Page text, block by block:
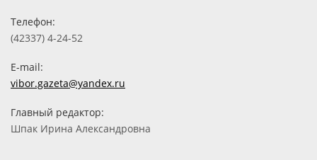
Телефон:
(42337) 4-24-52
E-mail:
vibor.gazeta@yandex.ru
Главный редактор:
Шпак Ирина Александровна